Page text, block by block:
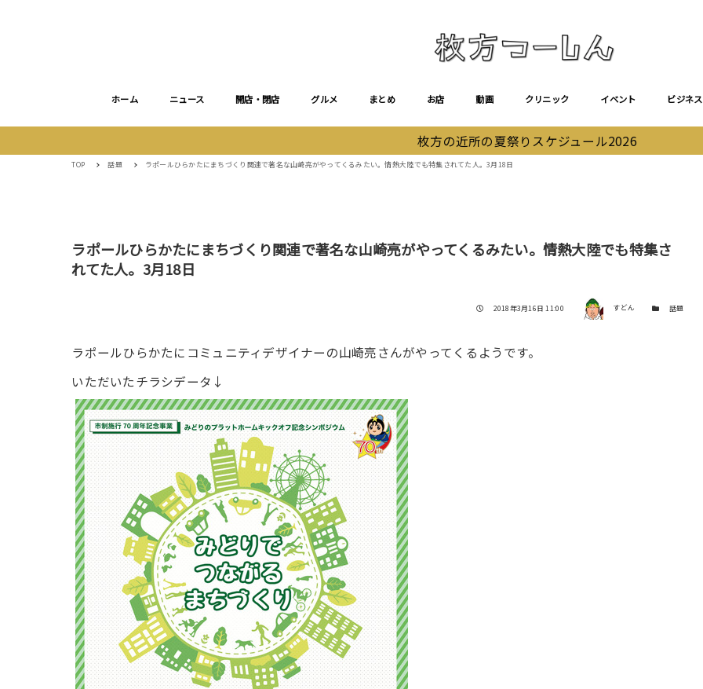
ホーム ニュース 開店・閉店 グルメ まとめ お店 動画 クリニック イベント ビジネス
枚方の近所の夏祭りスケジュール2026
TOP 話題 ラポールひらかたにまちづくり関連で著名な山崎亮がやってくるみたい。情熱大陸でも特集されてた人。3月18日
ラポールひらかたにまちづくり関連で著名な山崎亮がやってくるみたい。情熱大陸でも特集さ
れてた人。3月18日
投稿日
2018年3月16日 11:00 著者 すどん カテゴリー
話題
ラポールひらかたにコミュニティデザイナーの山崎亮さんがやってくるようです。
いただいたチラシデータ↓